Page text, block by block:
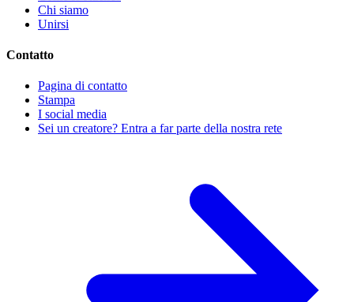
Chi siamo
Unirsi
Contatto
Pagina di contatto
Stampa
I social media
Sei un creatore? Entra a far parte della nostra rete